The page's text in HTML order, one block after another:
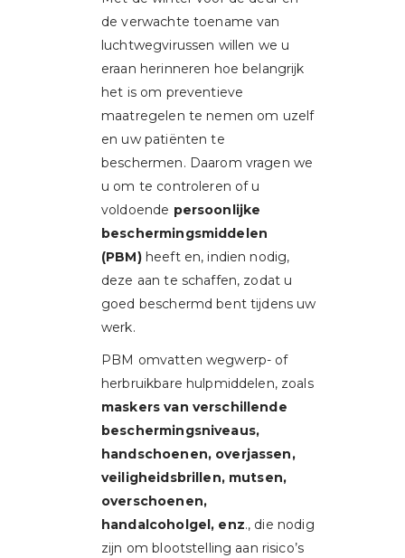
de verwachte toename van
luchtwegvirussen willen we u
eraan herinneren hoe belangrijk
het is om preventieve
maatregelen te nemen om uzelf
en uw patiënten te
beschermen. Daarom vragen we
u om te controleren of u
voldoende persoonlijke
beschermingsmiddelen
(PBM)heeft en, indien nodig,
deze aan te schaffen, zodat u
goed beschermd bent tijdens uw
werk.
PBM omvatten wegwerp- of
herbruikbare hulpmiddelen, zoals
maskers van verschillende
beschermingsniveaus,
handschoenen, overjassen,
veiligheidsbrillen, mutsen,
overschoenen,
handalcoholgel, enz., die nodig
zijn om blootstelling aan risico’s